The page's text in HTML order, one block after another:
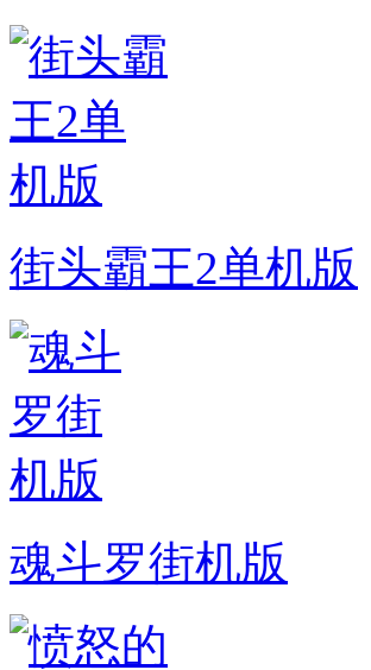
街头霸王2单机版
魂斗罗街机版